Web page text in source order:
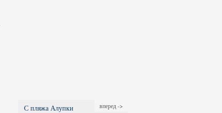
вперед ->
С пляжа Алупки